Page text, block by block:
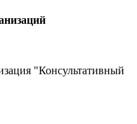
"Консультативный